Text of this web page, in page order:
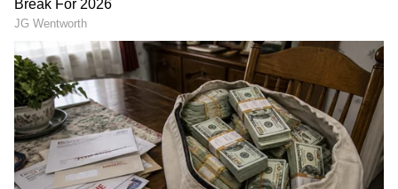
Image Credit :Asianet News
ಕನ್ಯಾ ರಾಶಿ ಭವಿಷ್ಯ
ಕನ್ಯಾ ರಾಶಿಯವರಿಗೆ ನಾಳೆ ಪ್ರಯೋಜನಕಾರಿ
ದಿನವಾಗಿರುತ್ತದೆ. ಈ ಸಮಯದಲ್ಲಿ, ನಿಮ್ಮ ಹಾದಿಯಲ್ಲಿರುವ
ಅಡೆತಡೆಗಳು ಕ್ರಮೇಣ ದೂರವಾಗುತ್ತವೆ. ನೀವು ಹೊಸ